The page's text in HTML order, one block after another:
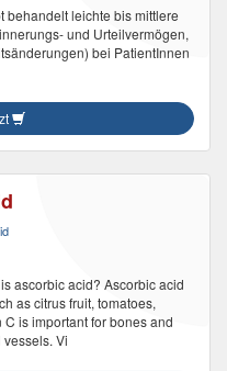
behandelt leichte bis mittlere
und Urteilvermögen,
bei PatientInnen
ascorbic acid? Ascorbic acid
as citrus fruit, tomatoes,
is important for bones and
Vi